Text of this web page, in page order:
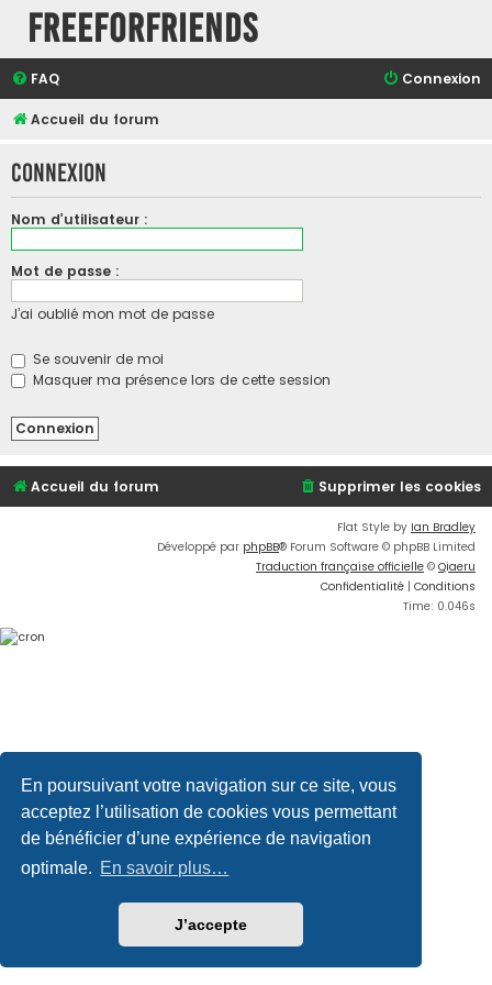
En poursuivant votre navigation sur ce site, vous
acceptez l’utilisation de cookies vous permettant
de bénéficier d’une expérience de navigation
optimale. En savoir plus…
J’accepte
FreeForFriends
FAQ Connexion
Accueil du forum
Connexion
Nom d’utilisateur :
Mot de passe :
J’ai oublié mon mot de passe
Se souvenir de moi
Masquer ma présence lors de cette session
Accueil du forum Supprimer les cookies
Flat Style by Ian Bradley
Développé par phpBB® Forum Software © phpBB Limited
Traduction française officielle © Qiaeru
Confidentialité | Conditions
Time: 0.046s